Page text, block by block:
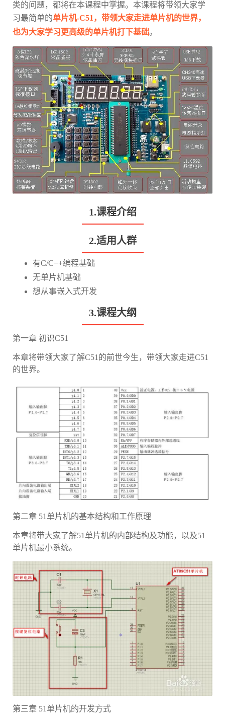
类的问题，都将在本课程中掌握。本课程将带领大家学
习最简单的单片机-C51，带领大家走进单片机的世界，
也为大家学习更高级的单片机打下基础。
1.课程介绍
2.适用人群
有C/C++编程基础
无单片机基础
想从事嵌入式开发
3.课程大纲
第一章 初识C51
本章将带领大家了解C51的前世今生，带领大家走进C51
的世界。
第二章 51单片机的基本结构和工作原理
本章将带大家了解51单片机的内部结构及功能，以及51
单片机最小系统。
第三章 51单片机的开发方式